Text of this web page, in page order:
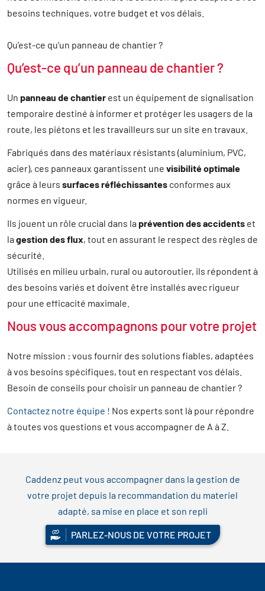
besoins techniques, votre budget et vos délais.
Qu’est-ce qu’un panneau de chantier ?
Qu’est-ce qu’un panneau de chantier ?
Un panneau de chantier est un équipement de signalisation
temporaire destiné à informer et protéger les usagers de la
route, les piétons et les travailleurs sur un site en travaux.
Fabriqués dans des matériaux résistants (aluminium, PVC,
acier), ces panneaux garantissent une visibilité optimale
grâce à leurs surfaces réfléchissantes conformes aux
normes en vigueur.
Ils jouent un rôle crucial dans la prévention des accidents et
la gestion des flux, tout en assurant le respect des règles de
sécurité.
Utilisés en milieu urbain, rural ou autoroutier, ils répondent à
des besoins variés et doivent être installés avec rigueur
pour une efficacité maximale.
Nous vous accompagnons pour votre projet
Notre mission : vous fournir des solutions fiables, adaptées
à vos besoins spécifiques, tout en respectant vos délais.
Besoin de conseils pour choisir un panneau de chantier ?
Contactez notre équipe ! Nos experts sont là pour répondre
à toutes vos questions et vous accompagner de A à Z.
Caddenz peut vous accompagner dans la gestion de
votre projet depuis la recommandation du materiel
adapté, sa mise en place et son repli
PARLEZ-NOUS DE VOTRE PROJET